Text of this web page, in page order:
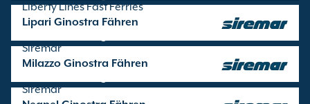
Liberty Lines Fast Ferries
Lipari Ginostra Fähren
Siremar
Milazzo Ginostra Fähren
Siremar